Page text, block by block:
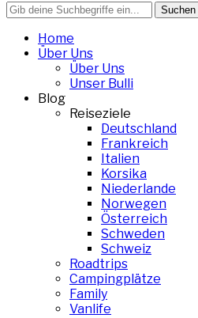
Search
for:
Home
Über Uns
Über Uns
Unser Bulli
Blog
Reiseziele
Deutschland
Frankreich
Italien
Korsika
Niederlande
Norwegen
Österreich
Schweden
Schweiz
Roadtrips
Campingplätze
Family
Vanlife